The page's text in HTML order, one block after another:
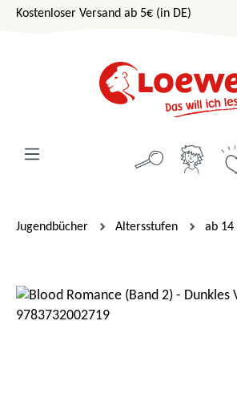
Zum Hauptinhalt springen
Kostenloser Versand ab 5€ (in DE)
Jugendbücher Altersstufen ab 14
Bildergalerie überspringen